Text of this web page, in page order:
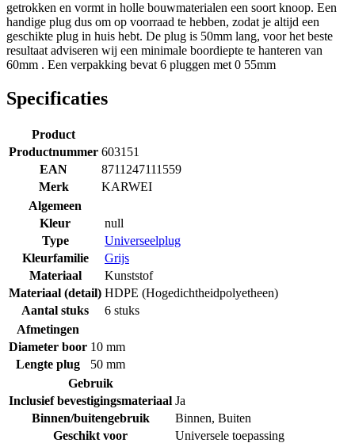
getrokken en vormt in holle bouwmaterialen een soort knoop. Een
handige plug dus om op voorraad te hebben, zodat je altijd een
geschikte plug in huis hebt. De plug is 50mm lang, voor het beste
resultaat adviseren wij een minimale boordiepte te hanteren van
60mm . Een verpakking bevat 6 pluggen met 0 55mm
Specificaties
Product
Productnummer 603151
EAN
8711247111559
Merk
KARWEI
Algemeen
Kleur
null
Type
Universeelplug
Kleurfamilie
Grijs
Materiaal
Kunststof
Materiaal (detail) HDPE (Hogedichtheidpolyetheen)
Aantal stuks
6 stuks
Afmetingen
Diameter boor 10 mm
Lengte plug
50 mm
Gebruik
Inclusief bevestigingsmateriaal Ja
Binnen/buitengebruik
Binnen, Buiten
Geschikt voor
Universele toepassing